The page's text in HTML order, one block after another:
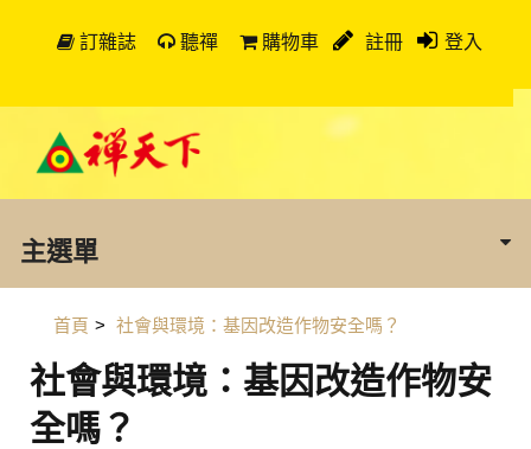
訂雜誌 聽禪 購物車 註冊 登入
主選單
首頁 > 社會與環境：基因改造作物安全嗎？
社會與環境：基因改造作物安
全嗎？